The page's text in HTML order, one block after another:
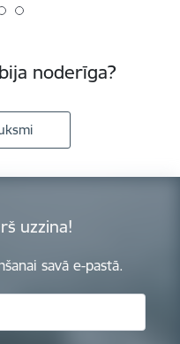
noderīga?
uzzina!
savā e-pastā.